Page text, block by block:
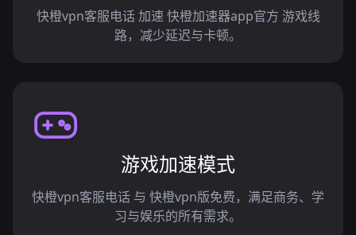
快橙vpn客服电话 加速 快橙加速器app官方 游戏线
路，减少延迟与卡顿。
游戏加速模式
快橙vpn客服电话 与 快橙vpn版免费，满足商务、学
习与娱乐的所有需求。